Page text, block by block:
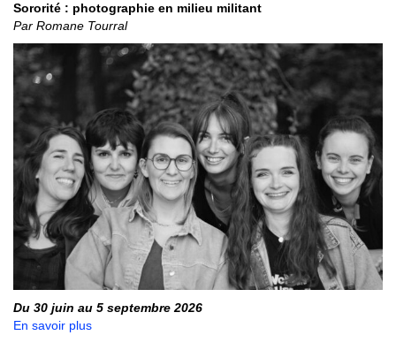
Sororité : photographie en milieu militant
Par Romane Tourral
Du 30 juin au 5 septembre 2026
En savoir plus